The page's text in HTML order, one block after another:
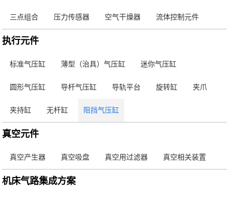
三点组合 压力传感器 空气干燥器 流体控制元件
执行元件
标准气压缸 薄型（治具）气压缸 迷你气压缸
圆形气压缸 导杆气压缸 导轨平台 旋转缸 夹爪
夹持缸 无杆缸 阻挡气压缸
真空元件
真空产生器 真空吸盘 真空用过滤器 真空相关装置
机床气路集成方案